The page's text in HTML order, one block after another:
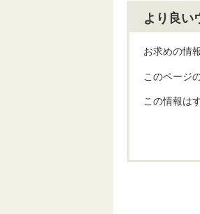
より良い
お求めの情
このページ
この情報は